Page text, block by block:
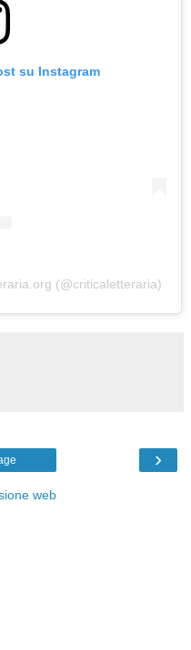
su Instagram
(@criticaletteraria)
›
web